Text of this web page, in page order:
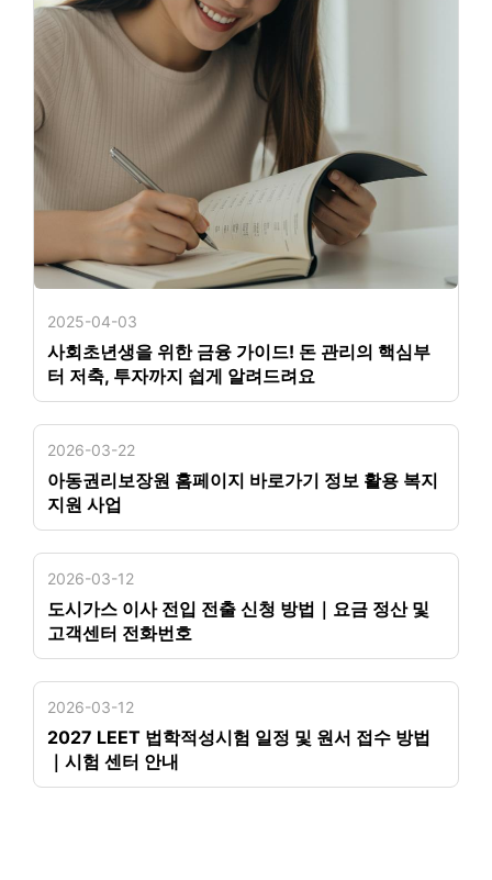
2025-04-03
사회초년생을 위한 금융 가이드! 돈 관리의 핵심부
터 저축, 투자까지 쉽게 알려드려요
2026-03-22
아동권리보장원 홈페이지 바로가기 정보 활용 복지
지원 사업
2026-03-12
도시가스 이사 전입 전출 신청 방법｜요금 정산 및
고객센터 전화번호
2026-03-12
2027 LEET 법학적성시험 일정 및 원서 접수 방법
｜시험 센터 안내